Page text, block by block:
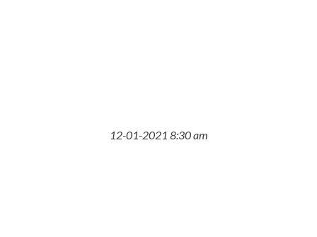
12-01-2021 8:30 am